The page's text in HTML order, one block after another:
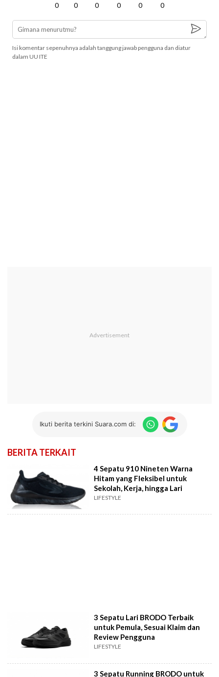
0 0 0 0 0 0
Isi komentar sepenuhnya adalah tanggung jawab pengguna dan diatur
dalam UU ITE
Ikuti berita terkini Suara.com di:
BERITA TERKAIT
4 Sepatu 910 Nineten Warna
Hitam yang Fleksibel untuk
Sekolah, Kerja, hingga Lari
LIFESTYLE
3 Sepatu Lari BRODO Terbaik
untuk Pemula, Sesuai Klaim dan
Review Pengguna
LIFESTYLE
3 Sepatu Running BRODO untuk